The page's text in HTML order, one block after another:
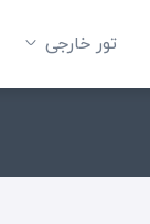
تور خارجی